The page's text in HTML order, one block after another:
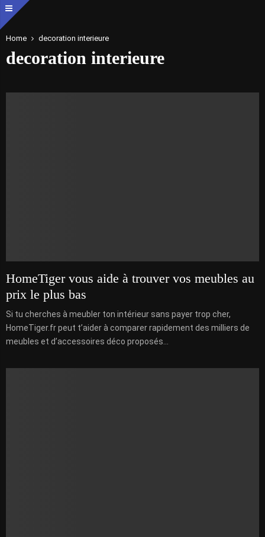
Home decoration interieure
decoration interieure
HomeTiger vous aide à trouver vos meubles au
prix le plus bas
Si tu cherches à meubler ton intérieur sans payer trop cher,
HomeTiger.fr peut t’aider à comparer rapidement des milliers de
meubles et d’accessoires déco proposés...